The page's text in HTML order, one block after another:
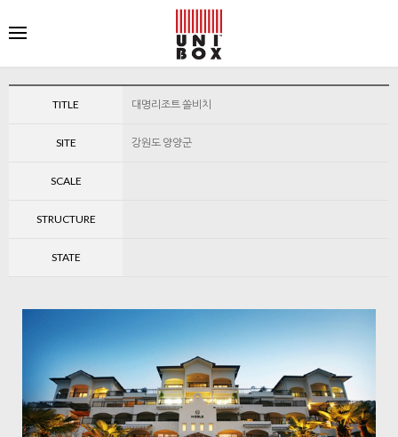
TITLE 대명리조트 쏠비치
SITE 강원도 양양군
SCALE
STRUCTURE
STATE